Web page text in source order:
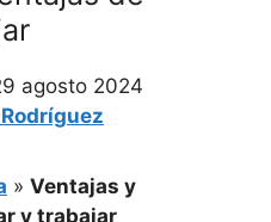
agosto 2024
» Ventajas y
y trabajar